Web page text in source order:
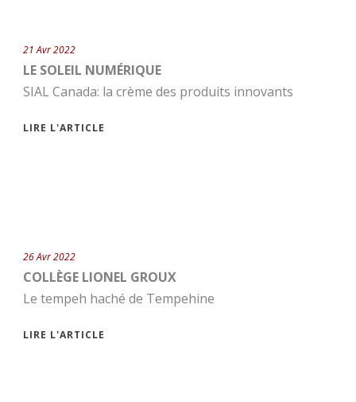
21 Avr 2022
LE SOLEIL NUMÉRIQUE
SIAL Canada: la crème des produits innovants
LIRE L'ARTICLE
26 Avr 2022
COLLÈGE LIONEL GROUX
Le tempeh haché de Tempehine
LIRE L'ARTICLE